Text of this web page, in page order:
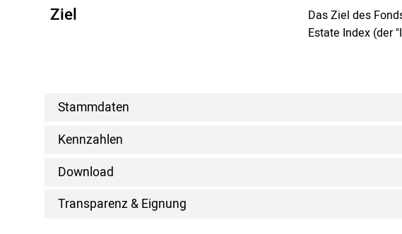
Ziel
Das Ziel des
Estate Index (der
Stammdaten
Kennzahlen
Download
Transparenz & Eignung